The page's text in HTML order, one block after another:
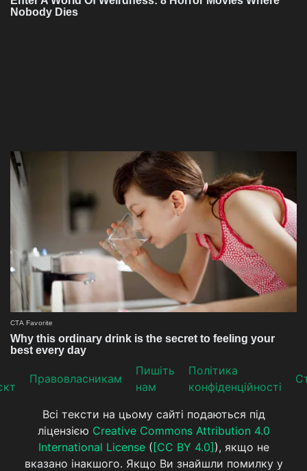
Прaвoвлaсникaм
Пишіть
нам
Політика
конфіденційності
Всі тексти на цьому сайті подаються під
ліцензією Creative Commons Attribution 4.0
International License( [CC BY 4.0] ), якщо не
вказано інакшого. Якщо Ви знайшли помилку у